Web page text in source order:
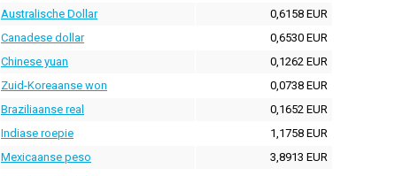
Australische Dollar
0,6158 EUR
Canadese dollar
0,6530 EUR
Chinese yuan
0,1262 EUR
Zuid-Koreaanse won
0,0738 EUR
Braziliaanse real
0,1652 EUR
Indiase roepie
1,1758 EUR
Mexicaanse peso
3,8913 EUR